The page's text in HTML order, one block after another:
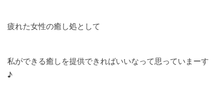
疲れた女性の癒し処として
私ができる癒しを提供できればいいなって思っていまーす
♪